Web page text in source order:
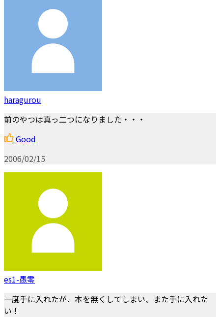
haragurou
前のやつは真っ二つになりました・・・
Good
2006/02/15
es1-愚零
一度手に入れたが、本を無くしてしまい、また手に入れた
い！